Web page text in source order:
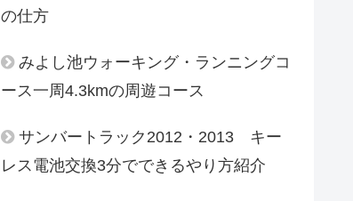
の仕方
みよし池ウォーキング・ランニングコ
ース一周4.3kmの周遊コース
サンバートラック2012・2013 キー
レス電池交換3分でできるやり方紹介